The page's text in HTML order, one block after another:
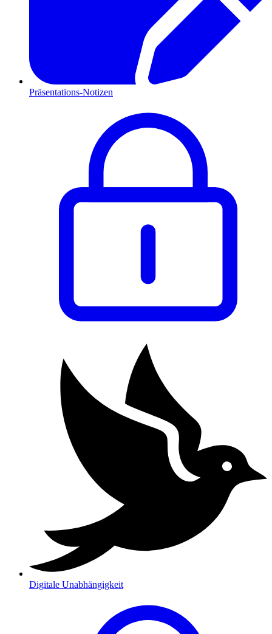
Präsentations-Notizen
Digitale Unabhängigkeit